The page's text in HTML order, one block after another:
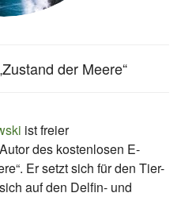
der Meere“
ist freier
des kostenlosen E-
Er setzt sich für den Tier-
auf den Delfin- und